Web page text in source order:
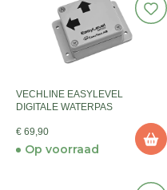
VECHLINE EASYLEVEL
DIGITALE WATERPAS
€ 69,90
Op voorraad